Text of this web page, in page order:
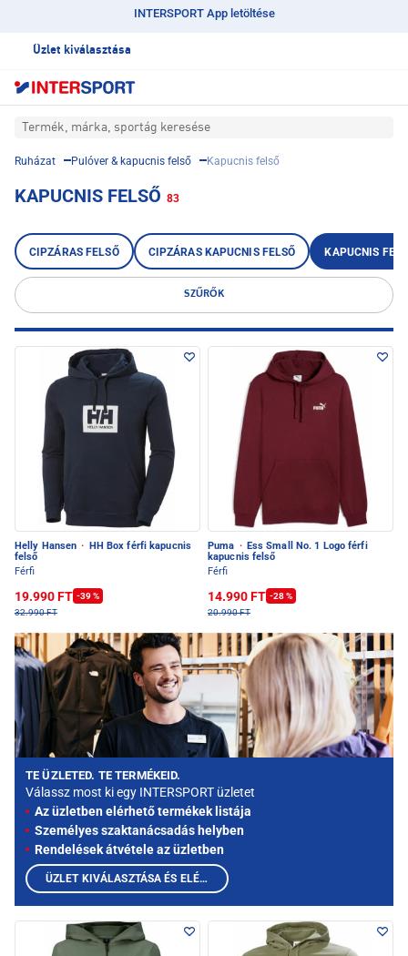
INTERSPORT App letöltése
Üzlet kiválasztása
Termék, márka, sportág keresése
Ruházat Pulóver & kapucnis felső Kapucnis felső
KAPUCNIS FELSŐ 83
CIPZÁRAS FELSŐ CIPZÁRAS KAPUCNIS FELSŐ KAPUCNIS
SZŰRŐK
Helly Hansen · HH Box férfi kapucnis
felső
Férfi
19.990 FT -39 %
32.990 FT
Puma · Ess Small No. 1 Logo férfi
kapucnis felső
Férfi
14.990 FT -28 %
20.990 FT
TE ÜZLETED. TE TERMÉKEID.
Válassz most ki egy INTERSPORT üzletet
Az üzletben elérhető termékek listája
Személyes szaktanácsadás helyben
Rendelések átvétele az üzletben
ÜZLET KIVÁLASZTÁSA ÉS ELÉRHETŐ TERMÉKEK MEGTEKINTÉSE